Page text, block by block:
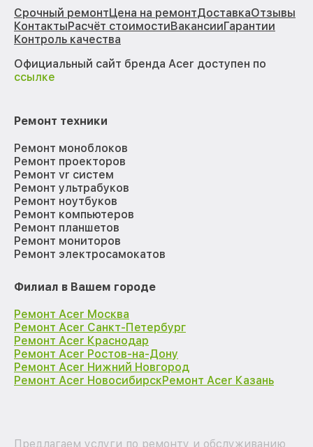
Срочный ремонтЦена на ремонтДоставкаОтзывы
КонтактыРасчёт стоимостиВакансииГарантии
Контроль качества
Официальный сайт бренда Acer доступен по
ссылке
Ремонт техники
Ремонт моноблоков
Ремонт проекторов
Ремонт vr систем
Ремонт ультрабуков
Ремонт ноутбуков
Ремонт компьютеров
Ремонт планшетов
Ремонт мониторов
Ремонт электросамокатов
Филиал в Вашем городе
Ремонт Acer Москва
Ремонт Acer Санкт-Петербург
Ремонт Acer Краснодар
Ремонт Acer Ростов-на-Дону
Ремонт Acer Нижний Новгород
Ремонт Acer НовосибирскРемонт Acer Казань
Предлагаем услуги по ремонту и обслуживанию